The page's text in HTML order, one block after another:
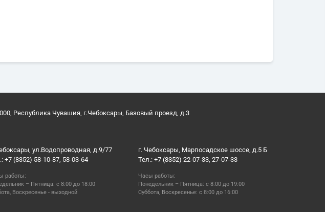
Республика Чувашия, г.Чебоксары, Базовый проезд, д.3
ул.Водопроводная, д.9/77
+7 (8352) 58-10-87, 58-03-64
работы:
– Пятница: с 8:00 до 18:00
Воскресенье - выходной
г. Чебоксары, Марпосадское шоссе, д.5 Б
Тел.: +7 (8352) 22-07-33, 27-07-33
Часы работы:
Понедельник – Пятница: с 8:00 до 19:00
Суббота, Воскресенье: с 8:00 до 16:00